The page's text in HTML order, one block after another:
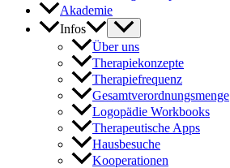
Akademie
Infos
Über uns
Therapiekonzepte
Therapiefrequenz
Gesamtverordnungsmenge
Logopädie Workbooks
Therapeutische Apps
Hausbesuche
Kooperationen